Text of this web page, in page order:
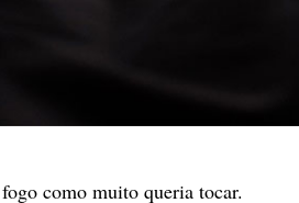
como muito queria tocar.